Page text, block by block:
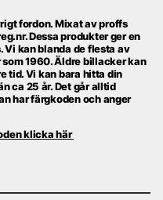
fordon. Mixat av proffs
Dessa produkter ger en
kan blanda de flesta av
1960. Äldre billacker kan
tid. Vi kan bara hitta din
ca 25 år. Det går alltid
har färgkoden och anger
klicka här